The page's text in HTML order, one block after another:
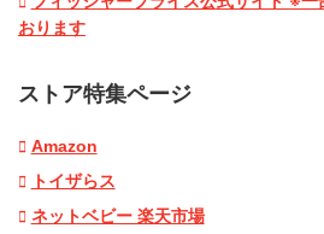
おります
ストア特集ページ
Amazon
トイザらス
ネットベビー 楽天市場